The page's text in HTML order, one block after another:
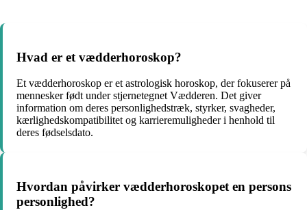
Hvad er et vædderhoroskop?
Et vædderhoroskop er et astrologisk horoskop, der fokuserer på
mennesker født under stjernetegnet Vædderen. Det giver
information om deres personlighedstræk, styrker, svagheder,
kærlighedskompatibilitet og karrieremuligheder i henhold til
deres fødselsdato.
Hvordan påvirker vædderhoroskopet en persons
personlighed?